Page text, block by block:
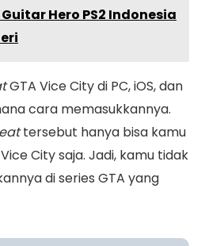
Hero PS2 Indonesia
GTA Vice City di PC, iOS, dan
cara memasukkannya.
tersebut hanya bisa kamu
City saja. Jadi, kamu tidak
di series GTA yang